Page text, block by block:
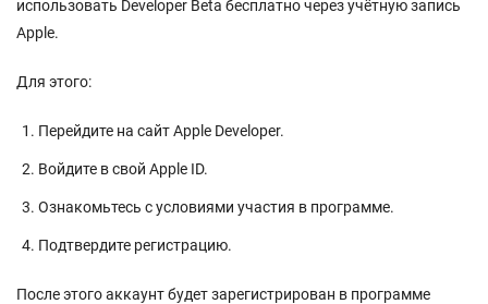
использовать Developer Beta бесплатно через учётную запись
Apple.
Для этого:
Перейдите на сайт Apple Developer.
Войдите в свой Apple ID.
Ознакомьтесь с условиями участия в программе.
Подтвердите регистрацию.
После этого аккаунт будет зарегистрирован в программе